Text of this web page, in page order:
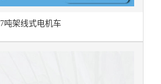
7吨架线式电机车